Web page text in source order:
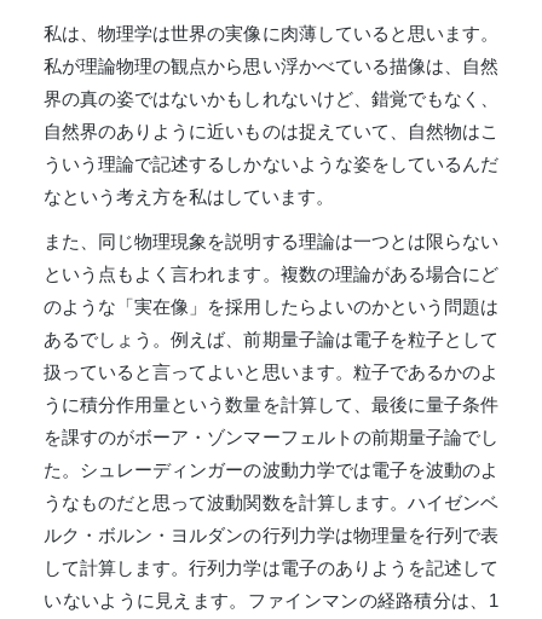
私は、物理学は世界の実像に肉薄していると思います。
私が理論物理の観点から思い浮かべている描像は、自然
界の真の姿ではないかもしれないけど、錯覚でもなく、
自然界のありように近いものは捉えていて、自然物はこ
ういう理論で記述するしかないような姿をしているんだ
なという考え方を私はしています。
また、同じ物理現象を説明する理論は一つとは限らない
という点もよく言われます。複数の理論がある場合にど
のような「実在像」を採用したらよいのかという問題は
あるでしょう。例えば、前期量子論は電子を粒子として
扱っていると言ってよいと思います。粒子であるかのよ
うに積分作用量という数量を計算して、最後に量子条件
を課すのがボーア・ゾンマーフェルトの前期量子論でし
た。シュレーディンガーの波動力学では電子を波動のよ
うなものだと思って波動関数を計算します。ハイゼンベ
ルク・ボルン・ヨルダンの行列力学は物理量を行列で表
して計算します。行列力学は電子のありようを記述して
いないように見えます。ファインマンの経路積分は、1